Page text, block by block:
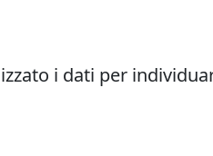
i dati per